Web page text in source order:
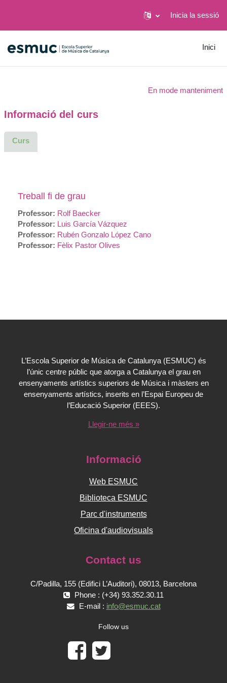
Inicia la sessió
Inici
En mode manteniment
Informació del curs
Curs
Treball fi de grau
Professor: Rolf Baecker
Professor: Luis García Vázquez
Professor: Rubén Gonzalo López Cano
Professor: Fèlix Pastor Olives
L’Escola Superior de Música de Catalunya (ESMUC) és
l’únic centre públic que atorga a Catalunya el grau en
ensenyaments artístics superiors de Música i màsters en
ensenyaments artístics, inserits en l’Espai Europeu de
l’Educació Superior (EEES).
Llegir-ne més »
Informació
Web ESMUC
Biblioteca ESMUC
Parc d'instruments
Oficina d'audiovisuals
Contact us
C/Padilla, 155 (Edifici L’Auditori), 08013, Barcelona
Phone : (+34) 93.352.30.11
E-mail : info@esmuc.cat
Follow us